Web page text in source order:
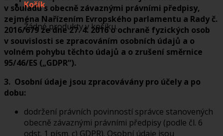
Košík
Žádné produkty v košíku.
v souladu s obecně závaznými právními předpisy,
zejména Nařízením Evropského parlamentu a Rady č.
2016/679 ze dne 27. 4. 2016 o ochraně fyzických osob
v souvislosti se zpracováním osobních údajů a o
volném pohybu těchto údajů a o zrušení směrnice
95/46/ES („GDPR“).
3. Osobní údaje jsou zpracovávány pro účely a po
dobu:
dodržení právních povinností správce stanovených
obecně závaz­nými právními předpisy (podle čl. 6
odst. 1 písm. c) GDPR). Osobní údaje jsou